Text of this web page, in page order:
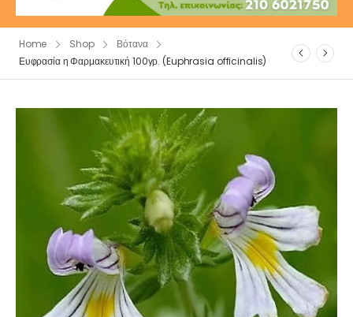
Home Shop
Βότανα
Ευφρασία η Φαρμακευτική 100γρ. (Euphrasia officinalis)